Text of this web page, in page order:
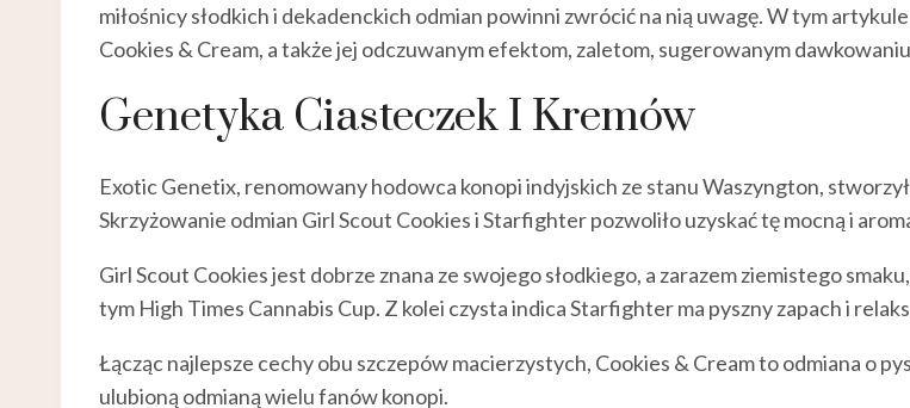
miłośnicy słodkich i dekadenckich odmian powinni zwrócić na nią uwagę. W tym
Cookies & Cream, a także jej odczuwanym efektom, zaletom, sugerowanym
Genetyka Ciasteczek I Kremów
Exotic Genetix, renomowany hodowca konopi indyjskich ze stanu Waszyngton,
Skrzyżowanie odmian Girl Scout Cookies i Starfighter pozwoliło uzyskać tę mocną i
Girl Scout Cookies jest dobrze znana ze swojego słodkiego, a zarazem ziemistego
tym High Times Cannabis Cup. Z kolei czysta indica Starfighter ma pyszny zapach i
Łącząc najlepsze cechy obu szczepów macierzystych, Cookies & Cream to odmiana o
ulubioną odmianą wielu fanów konopi.